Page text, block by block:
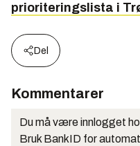
prioriteringslista i
Del
Kommentarer
Du må være innlogget
Bruk BankID for